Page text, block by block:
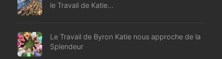
le Travail de Katie…
Le Travail de Byron Katie nous approche de la
Splendeur